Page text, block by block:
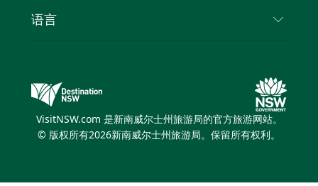
活动
新南威尔士州的商业
新南威尔士州旅游局媒体中心
缤纷悉尼灯光音乐节
语言
VisitNSW.com 是新南威尔士州旅游局的官方旅游网站。
© 版权所有2026新南威尔士州旅游局。保留所有权利。